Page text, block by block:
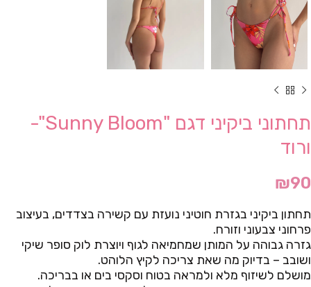
תחתוני ביקיני דגם "Sunny Bloom"-
ורוד
₪90
תחתון ביקיני בגזרת חוטיני נועזת עם קשירה בצדדים, בעיצוב
פרחוני צבעוני וזורח.
גזרה גבוהה על המותן שמחמיאה לגוף ויוצרת לוק סופר שיקי
ושובב – בדיוק מה שאת צריכה לקיץ הלוהט.
מושלם לשיזוף מלא ולמראה בטוח וסקסי בים או בבריכה.